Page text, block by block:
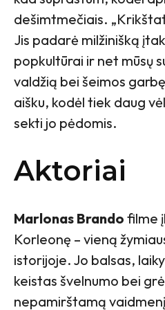
dešimtmečiais.
Jis padarė milžinišką
popkultūrai ir net mūsų
valdžią bei šeimos
aišku, kodėl tiek daug
sekti jo pėdomis.
Aktoriai
Marlonas Brando filme
Korleonę – vieną
istorijoje. Jo balsas,
keistas švelnumo bei
nepamirštamą